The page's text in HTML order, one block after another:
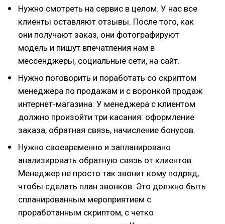
Нужно смотреть на сервис в целом. У нас все
клиенты оставляют отзывы. После того, как
они получают заказ, они фотографируют
модель и пишут впечатления нам в
мессенджеры, социальные сети, на сайт.
Нужно поговорить и поработать со скриптом
менеджера по продажам и с воронкой продаж
интернет-магазина. У менеджера с клиентом
должно произойти три касания: оформление
заказа, обратная связь, начисление бонусов.
Нужно своевременно и запланировано
анализировать обратную связь от клиентов.
Менеджер не просто так звонит кому подряд,
чтобы сделать план звонков. Это должно быть
спланированным мероприятием с
проработанным скриптом, с четко